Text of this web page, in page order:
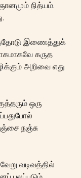
நித்யம்.
இணைத்துக்
கருத
அறிவை எது
ஒரு
நஞ்சு
வடிவத்தில்